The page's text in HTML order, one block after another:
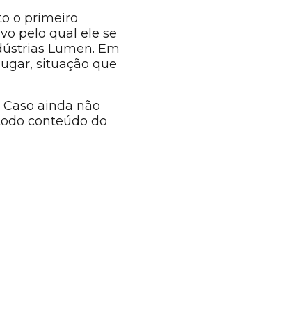
o primeiro
pelo qual ele se
Lumen. Em
situação que
Caso ainda não
conteúdo do